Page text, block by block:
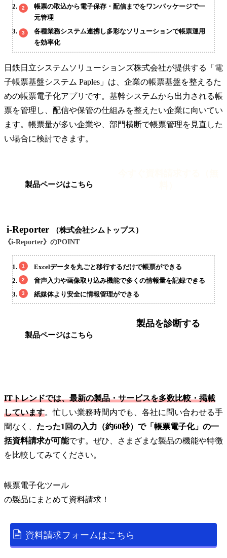
帳票の取込から電子保存・配信までをワンパッケージで一
元管理
各種業務システム連携し多彩なソリューションで帳票運用
を効率化
日鉄日立システムソリューションズ株式会社が提供する「電
子帳票基盤システム Paples」は、企業の帳票基盤を整えるた
めの帳票電子化アプリです。基幹システムから出力される帳
票を管理し、配信や保管の仕組みを整えたい企業に向いてい
ます。帳票量が多い企業や、部門横断で帳票管理を見直した
い場合に検討できます。
製品ページはこちら
i-Reporter （株式会社シムトップス）
《i-Reporter》のPOINT
Excelデータを丸ごと移行するだけで帳票ができる
音声入力や画像取り込み機能で多くの情報量を記録できる
紙媒体より安全に情報管理ができる
製品ページはこちら
製品を診断する
ITトレンドでは、最新の製品・サービスを多数比較・掲載
しています。忙しい業務時間内でも、各社に問い合わせる手
間なく、 たった1回の入力（約60秒）で「帳票電子化」の一
括資料請求が可能です。ぜひ、さまざまな製品の機能や特徴
を比較してみてください。
帳票電子化ツール
の製品にまとめて資料請求！
資料請求フォームはこちら